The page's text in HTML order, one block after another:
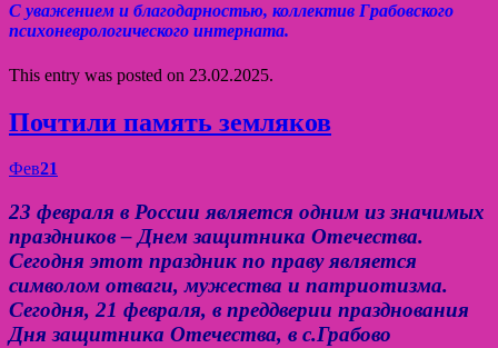
С уважением и благодарностью, коллектив Грабовского
психоневрологического интерната.
This entry was posted on 23.02.2025.
Почтили память земляков
Фев21
23 февраля в России является одним из значимых
праздников – Днем защитника Отечества.
Сегодня этот праздник по праву является
символом отваги, мужества и патриотизма.
Сегодня, 21 февраля, в преддверии празднования
Дня защитника Отечества, в с.Грабово